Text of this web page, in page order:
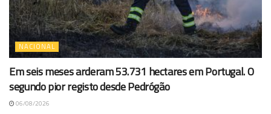
NACIONAL
Em seis meses arderam 53.731 hectares em Portugal. O
segundo pior registo desde Pedrógão
06/08/2026